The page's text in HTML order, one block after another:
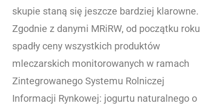
skupie staną się jeszcze bardziej klarowne.
Zgodnie z danymi MRiRW, od początku roku
spadły ceny wszystkich produktów
mleczarskich monitorowanych w ramach
Zintegrowanego Systemu Rolniczej
Informacji Rynkowej: jogurtu naturalnego o